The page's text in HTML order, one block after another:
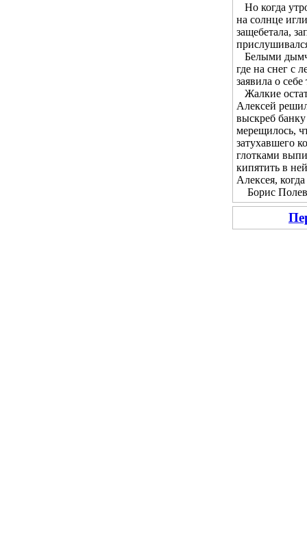
Но когда
на солнце
защебетала,
Белыми
где на снег с
заявила о
Жалкие
Алексей
выскреб
мерещилось,
затухавшего
глотками
кипятить в
Алексея,
Борис